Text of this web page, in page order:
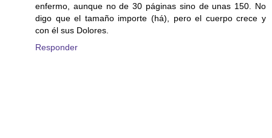
enfermo, aunque no de 30 páginas sino de unas 150. No
digo que el tamaño importe (há), pero el cuerpo crece y
con él sus Dolores.
Responder